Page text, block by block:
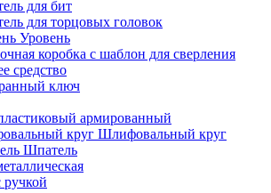
для бит
для торцовых головок
Уровень
коробка с шаблон для сверления
средство
ключ
армированный
Шлифовальный круг
Шпатель